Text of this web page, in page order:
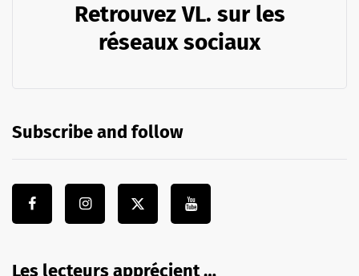
Retrouvez VL. sur les
réseaux sociaux
Subscribe and follow
Les lecteurs apprécient …